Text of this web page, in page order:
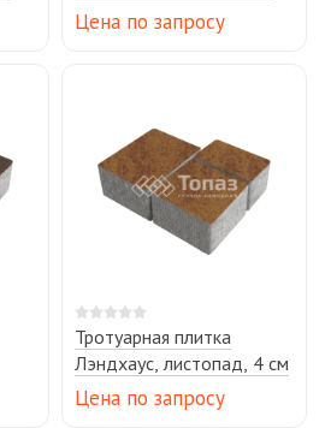
Цена по запросу
Тротуарная плитка
Лэндхаус, листопад, 4 см
Цена по запросу